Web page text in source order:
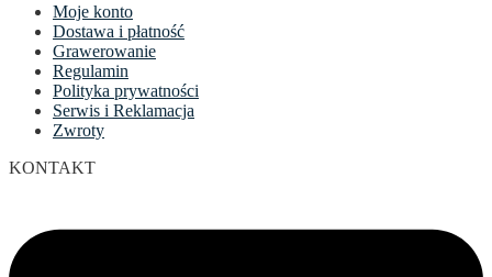
Moje konto
Dostawa i płatność
Grawerowanie
Regulamin
Polityka prywatności
Serwis i Reklamacja
Zwroty
KONTAKT